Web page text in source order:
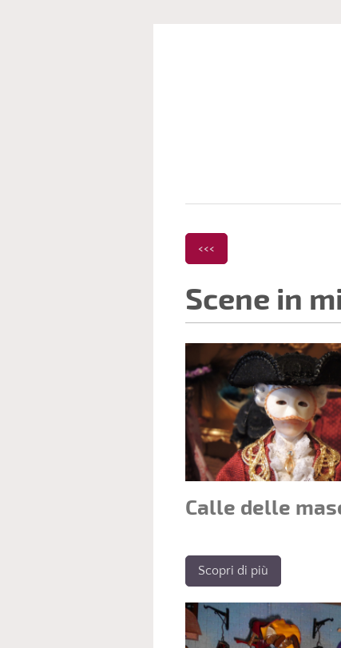
<<<
Scene in
Calle delle
Scopri di più